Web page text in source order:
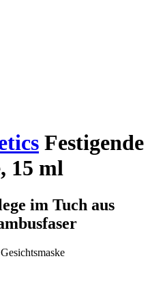
Festigende
15 ml
im Tuch aus